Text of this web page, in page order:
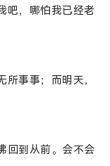
吧，哪怕我已经老
事事；而明天，
回到从前。会不会